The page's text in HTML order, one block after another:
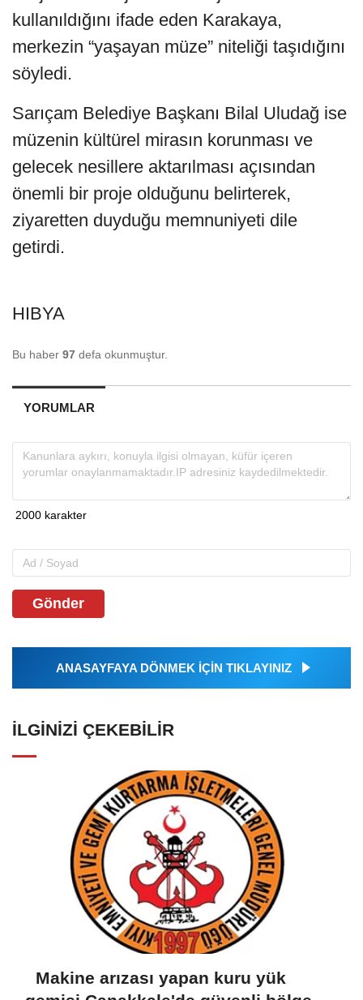
kullanıldığını ifade eden Karakaya,
merkezin “yaşayan müze” niteliği taşıdığını
söyledi.
Sarıçam Belediye Başkanı Bilal Uludağ ise
müzenin kültürel mirasın korunması ve
gelecek nesillere aktarılması açısından
önemli bir proje olduğunu belirterek,
ziyaretten duyduğu memnuniyeti dile
getirdi.
HIBYA
Bu haber 97 defa okunmuştur.
YORUMLAR
Gönder
ANASAYFAYA DÖNMEK İÇİN TIKLAYINIZ
İLGINIZI ÇEKEBILIR
Makine arızası yapan kuru yük